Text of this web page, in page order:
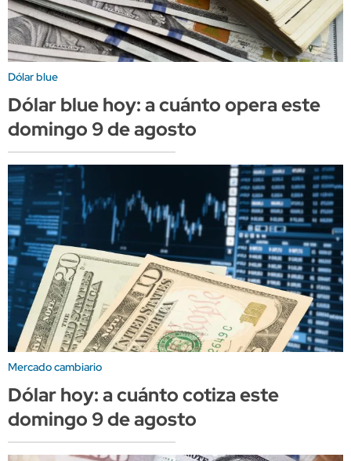
Dólar blue
Dólar blue hoy: a cuánto opera este
domingo 9 de agosto
Mercado cambiario
Dólar hoy: a cuánto cotiza este
domingo 9 de agosto